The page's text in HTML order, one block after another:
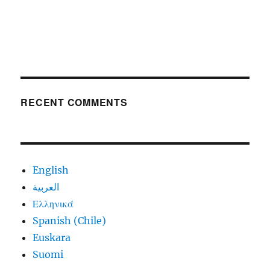
RECENT COMMENTS
English
العربية
Ελληνικά
Spanish (Chile)
Euskara
Suomi